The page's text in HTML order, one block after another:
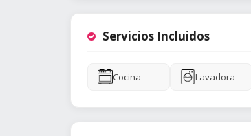
Servicios Incluidos
Cocina Lavadora